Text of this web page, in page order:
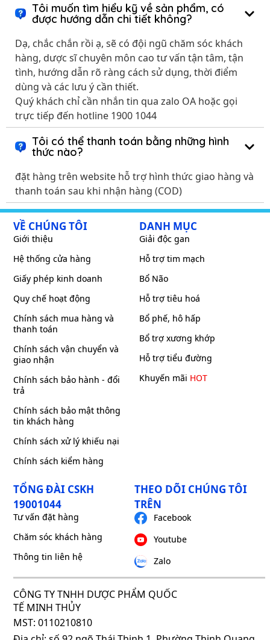
Tôi muốn tìm hiểu kỹ về sản phẩm, có
được hướng dẫn chi tiết không?
Dạ, chắc chắn rồi ạ, sẽ có đội ngũ chăm sóc khách
hàng, dược sĩ chuyên môn cao tư vấn tận tâm, tận
tình, hướng dẫn rõ ràng cách sử dụng, thời điểm
dùng và các lưu ý cần thiết.
Quý khách chỉ cần nhắn tin qua zalo OA hoặc gọi
trực tiếp đến hotline 1900 1044
Tôi có thể thanh toán bằng những hình
thức nào?
đặt hàng trên website hỗ trợ hình thức giao hàng và
thanh toán sau khi nhận hàng (COD)
VỀ CHÚNG TÔI
Giới thiệu
Hệ thống cửa hàng
Giấy phép kinh doanh
Quy chế hoạt động
Chính sách mua hàng và
thanh toán
Chính sách vận chuyển và
giao nhận
Chính sách bảo hành - đổi
trả
Chính sách bảo mật thông
tin khách hàng
Chính sách xử lý khiếu nại
Chính sách kiểm hàng
DANH MỤC
Giải độc gan
Hỗ trợ tim mạch
Bổ Não
Hỗ trợ tiêu hoá
Bổ phế, hô hấp
Bổ trợ xương khớp
Hỗ trợ tiểu đường
Khuyến mãi HOT
TỔNG ĐÀI CSKH
19001044
Tư vấn đặt hàng
Chăm sóc khách hàng
Thông tin liên hệ
THEO DÕI CHÚNG TÔI
TRÊN
Facebook
Youtube
Zalo
CÔNG TY TNHH DƯỢC PHẨM QUỐC
TẾ MINH THỦY
MST: 0110210810